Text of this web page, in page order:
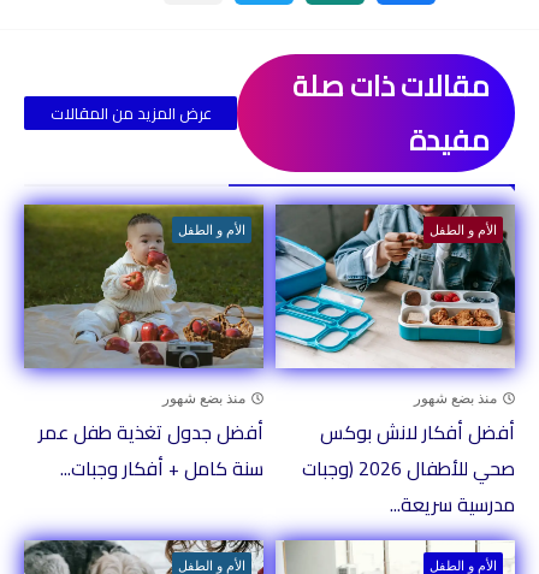
مقالات ذات صلة
مفيدة
عرض المزيد من المقالات
الأم و الطفل
منذ بضع شهور
أفضل أفكار لانش بوكس
صحي للأطفال 2026 (وجبات
مدرسية سريعة...
الأم و الطفل
منذ بضع شهور
أفضل جدول تغذية طفل عمر
سنة كامل + أفكار وجبات...
الأم و الطفل الأم و الطفل